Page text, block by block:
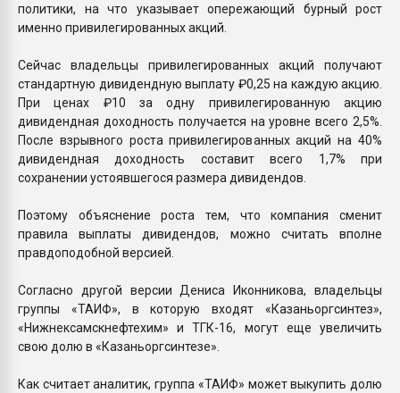
политики, на что указывает опережающий бурный рост
именно привилегированных акций.
Сейчас владельцы привилегированных акций получают
стандартную дивидендную выплату ₽0,25 на каждую акцию.
При ценах ₽10 за одну привилегированную акцию
дивидендная доходность получается на уровне всего 2,5%.
После взрывного роста привилегированных акций на 40%
дивидендная доходность составит всего 1,7% при
сохранении устоявшегося размера дивидендов.
Поэтому объяснение роста тем, что компания сменит
правила выплаты дивидендов, можно считать вполне
правдоподобной версией.
Согласно другой версии Дениса Иконникова, владельцы
группы «ТАИФ», в которую входят «Казаньоргсинтез»,
«Нижнексамскнефтехим» и ТГК-16, могут еще увеличить
свою долю в «Казаньоргсинтезе».
Как считает аналитик, группа «ТАИФ» может выкупить долю